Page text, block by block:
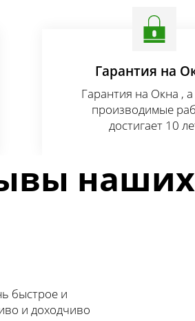
Гарантия на
Гарантия на Окна ,
производимые
достигает 10
наших
быстрое и
и доходчиво